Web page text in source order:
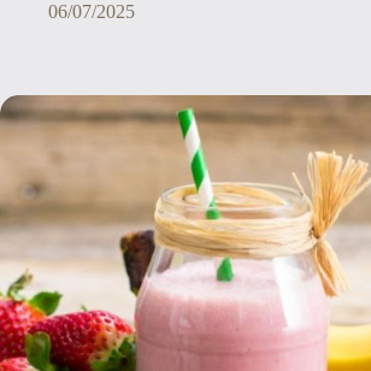
06/07/2025